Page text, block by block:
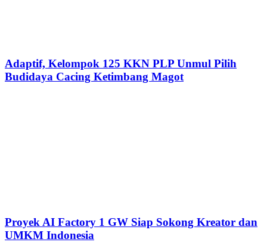
‎Adaptif, Kelompok 125 KKN PLP Unmul Pilih
Budidaya Cacing Ketimbang Magot
Proyek AI Factory 1 GW Siap Sokong Kreator dan
UMKM Indonesia